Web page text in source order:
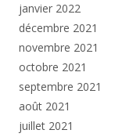
janvier 2022
décembre 2021
novembre 2021
octobre 2021
septembre 2021
août 2021
juillet 2021